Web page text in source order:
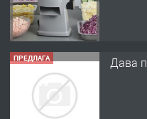
ПРЕДЛАГА Дава